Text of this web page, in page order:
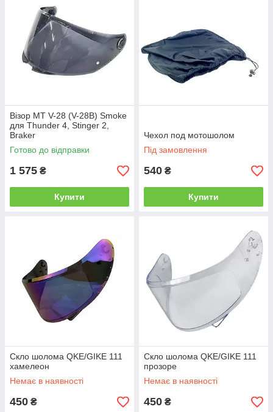
Візор MT V-28 (V-28B) Smoke
для Thunder 4, Stinger 2,
Braker
Готово до відправки
1 575 ₴
Купити
Чехол под мотошолом
Під замовлення
540 ₴
Купити
Скло шолома QKE/GIKE 111
хамелеон
Немає в наявності
450 ₴
Скло шолома QKE/GIKE 111
прозоре
Немає в наявності
450 ₴